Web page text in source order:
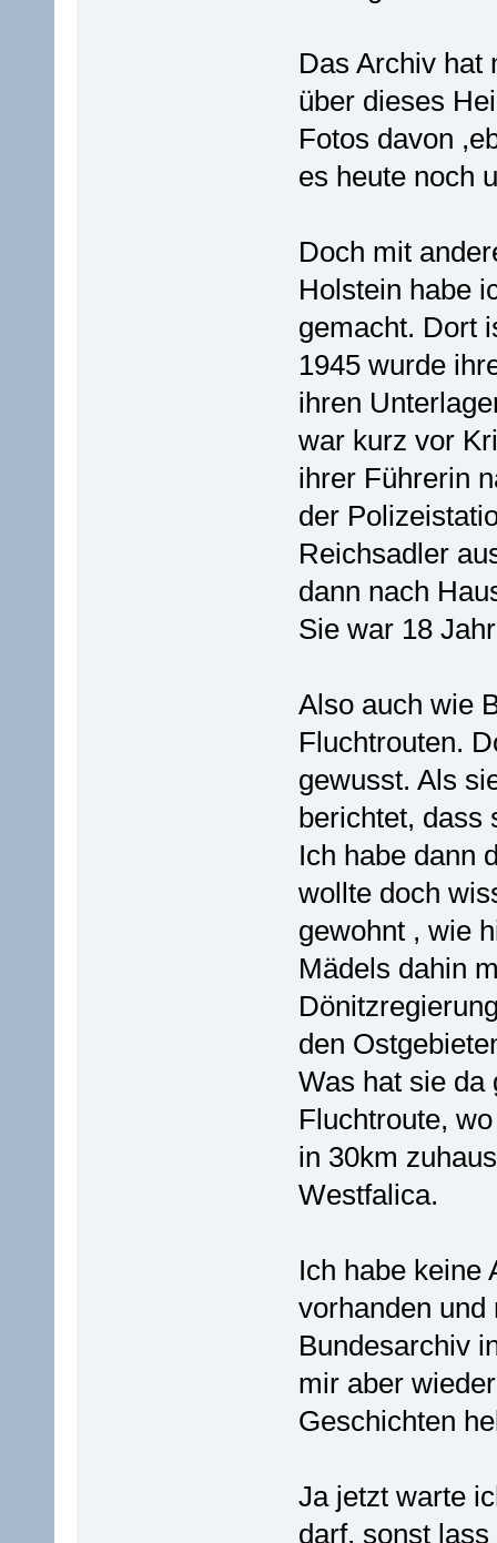
Das Archiv hat
über dieses
Fotos davon
es heute noch
Doch mit
Holstein habe
gemacht. Dort
1945 wurde
ihren
war kurz vor
ihrer Führerin
der
Reichsadler
dann nach
Sie war 18
Also auch wie
Fluchtrouten.
gewusst. Als
berichtet, dass
Ich habe dann
wollte doch
gewohnt , wie
Mädels dahin
den
Was hat sie da
Fluchtroute,
in 30km
Westfalica.
Ich habe keine
vorhanden
Bundesarchiv
mir aber
Geschichten
Ja jetzt warte
darf, sonst